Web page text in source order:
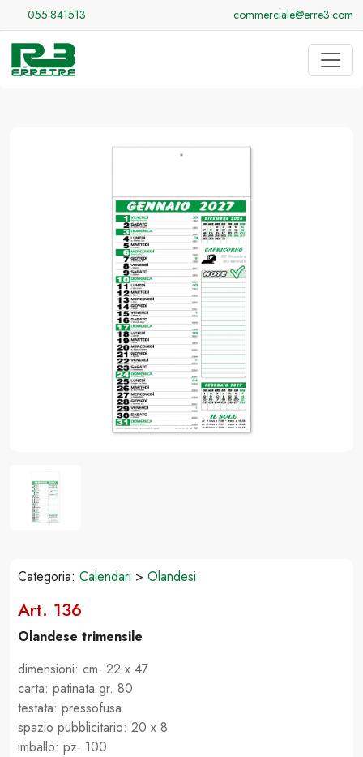
055.841513 commerciale@erre3.com
Categoria: Calendari > Olandesi
Art. 136
Olandese trimensile
dimensioni: cm. 22 x 47
carta: patinata gr. 80
testata: pressofusa
spazio pubblicitario: 20 x 8
imballo: pz. 100